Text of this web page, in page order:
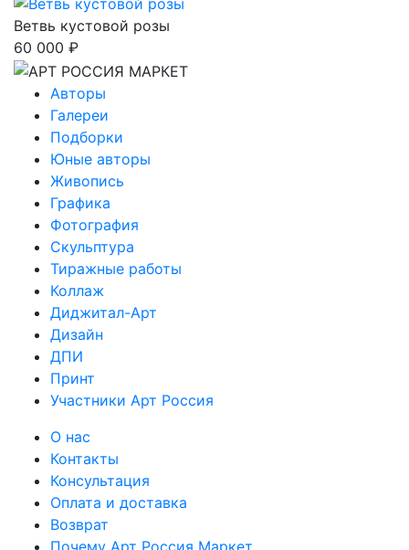
Ветвь кустовой розы
60 000 ₽
Авторы
Галереи
Подборки
Юные авторы
Живопись
Графика
Фотография
Скульптура
Тиражные работы
Коллаж
Диджитал-Арт
Дизайн
ДПИ
Принт
Участники Арт Россия
О нас
Контакты
Консультация
Оплата и доставка
Возврат
Почему Арт Россия Маркет